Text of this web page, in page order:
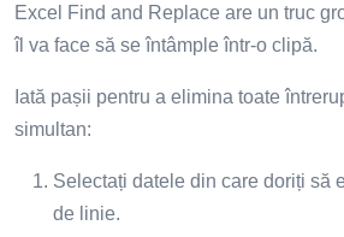
Excel Find and Replace are un truc
îl va face să se întâmple într-o clipă.
Iată pașii pentru a elimina toate
simultan:
Selectați datele din care doriți să
de linie.